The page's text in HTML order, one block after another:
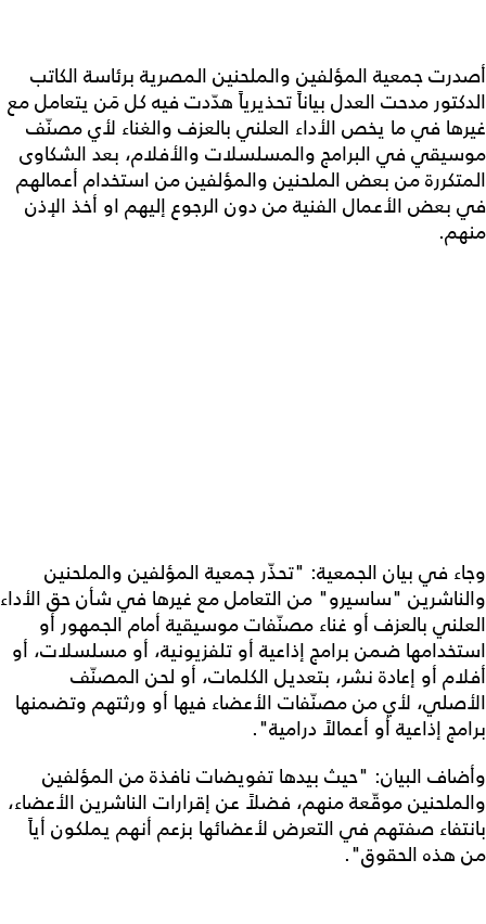
أصدرت جمعية المؤلفين والملحنين المصرية برئاسة الكاتب
الدكتور مدحت العدل بياناً تحذيرياً هدّدت فيه كل مَن يتعامل مع
غيرها في ما يخص الأداء العلني بالعزف والغناء لأي مصنّف
موسيقي في البرامج والمسلسلات والأفلام، بعد الشكاوى
المتكررة من بعض الملحنين والمؤلفين من استخدام أعمالهم
في بعض الأعمال الفنية من دون الرجوع إليهم او أخذ الإذن
منهم.
وجاء في بيان الجمعية: "تحذّر جمعية المؤلفين والملحنين
والناشرين "ساسيرو" من التعامل مع غيرها في شأن حق الأداء
العلني بالعزف أو غناء مصنّفات موسيقية أمام الجمهور أو
استخدامها ضمن برامج إذاعية أو تلفزيونية، أو مسلسلات، أو
أفلام أو إعادة نشر، بتعديل الكلمات، أو لحن المصنّف
الأصلي، لأي من مصنّفات الأعضاء فيها أو ورثتهم وتضمنها
برامج إذاعية أو أعمالاً درامية".
وأضاف البيان: "حيث بيدها تفويضات نافذة من المؤلفين
والملحنين موقّعة منهم، فضلاً عن إقرارات الناشرين الأعضاء،
بانتفاء صفتهم في التعرض لأعضائها بزعم أنهم يملكون أياً
من هذه الحقوق".